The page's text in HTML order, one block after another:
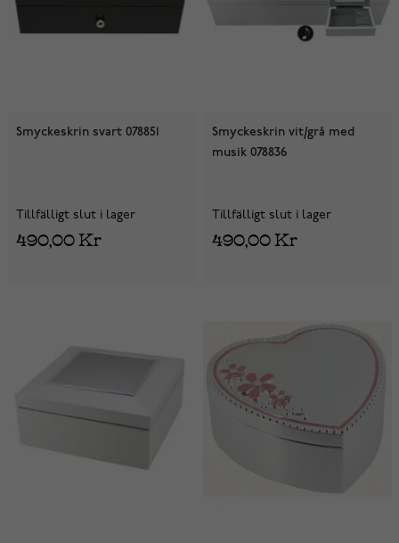
Smyckeskrin svart 078851
Tillfälligt slut i lager
490,00 Kr
Smyckeskrin vit/grå med
musik 078836
Tillfälligt slut i lager
490,00 Kr